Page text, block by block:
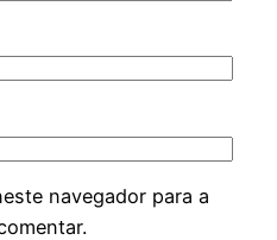
navegador para a